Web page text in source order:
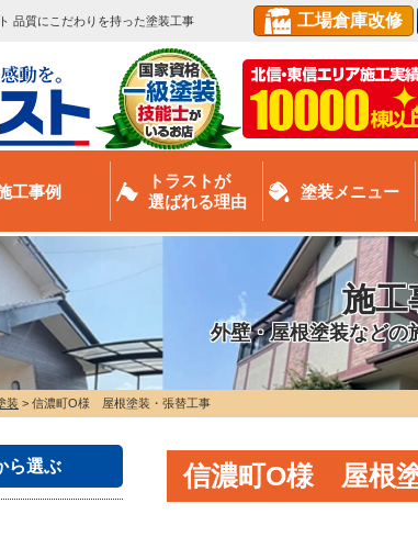
品質にこだわりを持った塗装工事 工場倉庫改修
工事例
トラストが
選ばれる理由
塗装メニュー
施工
外壁・屋根塗装などの
装 > 信濃町O様 屋根塗装・張替工事
信濃町O様 屋根
ら選ぶ